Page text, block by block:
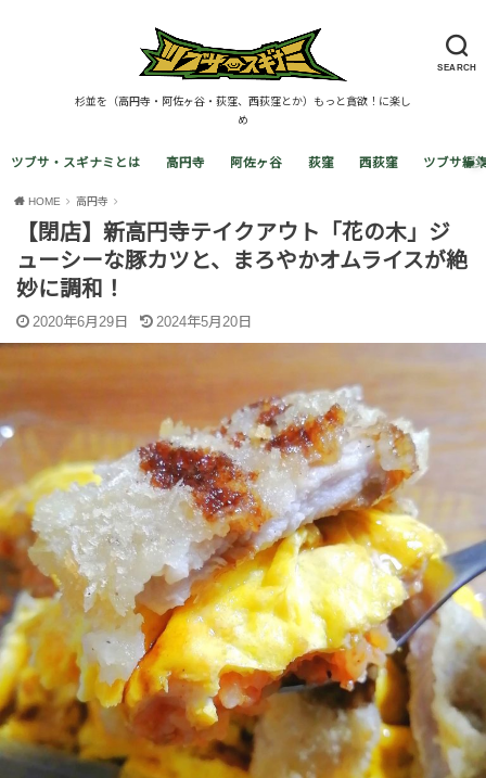
SEARCH
杉並を（高円寺・阿佐ヶ谷・荻窪、西荻窪とか）もっと貪欲！に楽し
め
ツブサ・スギナミとは 高円寺 阿佐ヶ谷 荻窪 西荻窪 ツブサ編
HOME 高円寺
【閉店】新高円寺テイクアウト「花の木」ジ
ューシーな豚カツと、まろやかオムライスが絶
妙に調和！
2020年6月29日 2024年5月20日